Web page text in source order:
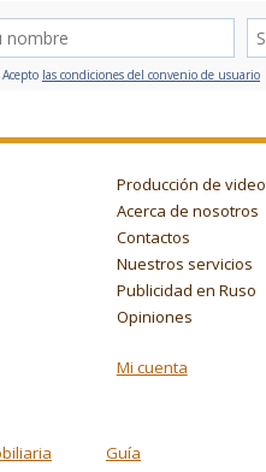
Acepto las condiciones del convenio de usuario
Producción de video
Acerca de nosotros
Contactos
Nuestros servicios
Publicidad en Ruso
Opiniones
Mi cuenta
Guía